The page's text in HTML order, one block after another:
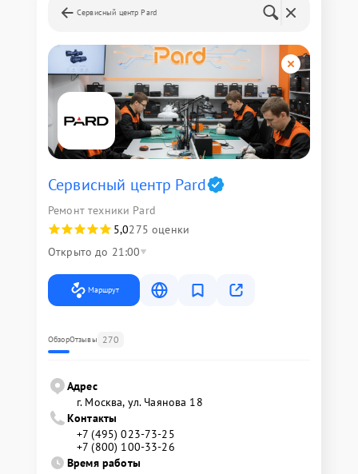
Сервисный центр Pard
Сервисный центр Pard
Ремонт техники Pard
5,0275 оценки
Открыто до 21:00
Маршрут
ОбзорОтзывы 270
Адрес
г. Москва, ул. Чаянова 18
Контакты
+7 (495) 023-73-25
+7 (800) 100-33-26
Время работы